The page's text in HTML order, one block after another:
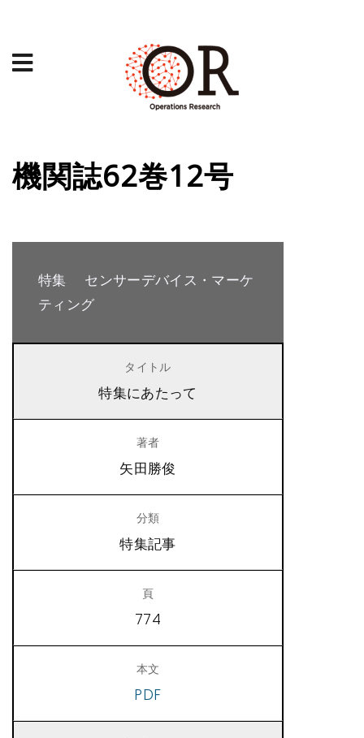
機関誌62巻12号
特集 センサーデバイス・マーケ
ティング
特集にあたって
矢田勝俊
特集記事
774
PDF